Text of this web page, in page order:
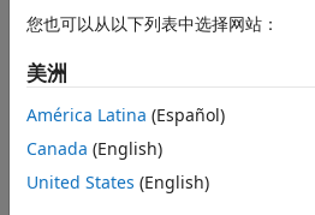
描述
结果和建议的操作
功能和限制
MAB v6.0
JMAAB v6.0
描述
您也可以从以下列表中选择网站：
美洲
América Latina (Español)
Canada (English)
United States (English)